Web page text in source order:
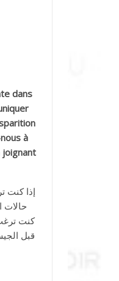
dans
à
joignant
إذا
حالات
كنت